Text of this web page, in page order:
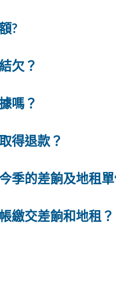
?
欠？
嗎？
得退款？
季的差餉及地租
繳交差餉和地租？